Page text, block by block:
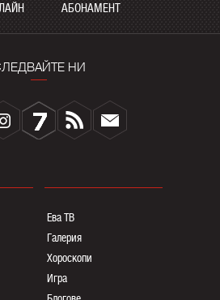
АБОНАМЕНТ
НИ
Ева ТВ
Галерия
Хороскопи
Игра